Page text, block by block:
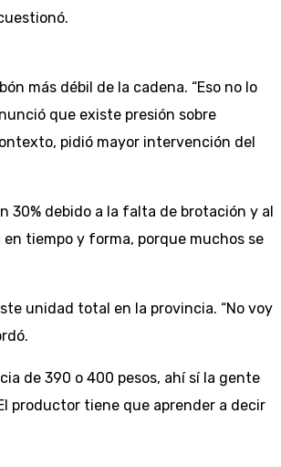
más débil de la cadena. “Eso no lo
que existe presión sobre
pidió mayor intervención del
30% debido a la falta de brotación y al
tiempo y forma, porque muchos se
unidad total en la provincia. “No voy
de 390 o 400 pesos, ahí sí la gente
productor tiene que aprender a decir